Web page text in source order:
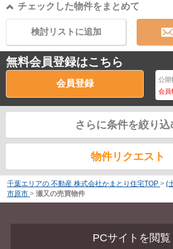
チェックした物件をまとめて
検討リストに追加
無料会員登録はこちら
会員登録 公開
会員
さらに条件を絞り込
物件リクエスト
千葉エリアの 不動産 株式会社かまとり住宅TOP > (
市原市 > 瀬又の売買物件
PCサイトを閲覧